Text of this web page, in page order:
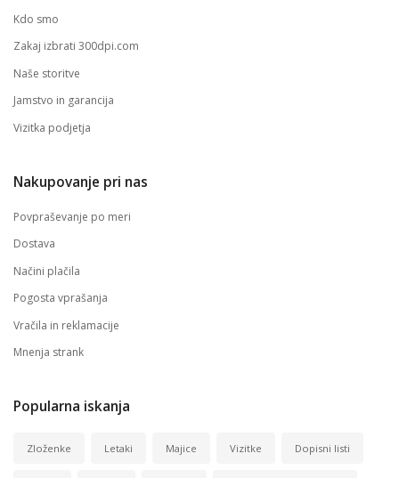
Kdo smo
Zakaj izbrati 300dpi.com
Naše storitve
Jamstvo in garancija
Vizitka podjetja
Nakupovanje pri nas
Povpraševanje po meri
Dostava
Načini plačila
Pogosta vprašanja
Vračila in reklamacije
Mnenja strank
Popularna iskanja
Zloženke Letaki Majice Vizitke Dopisni listi